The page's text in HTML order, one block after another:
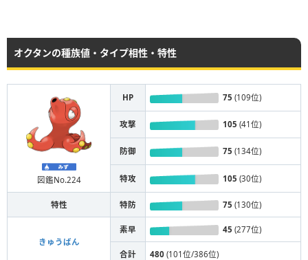
オクタンの種族値・タイプ相性・特性
図鑑No.224
HP 75 (109位)
攻撃 105 (41位)
防御 75 (134位)
特攻 105 (30位)
特性 特防 75 (130位)
きゅうばん
素早 45 (277位)
合計 480 (101位/386位)